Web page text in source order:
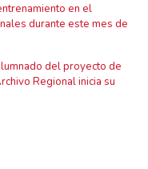
en el
durante este mes de
del proyecto de
Regional inicia su